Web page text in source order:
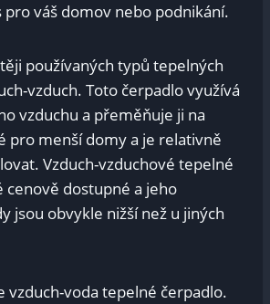
váš domov nebo podnikání.
používaných typů tepelných
vzduch. Toto čerpadlo využívá
vzduchu a přeměňuje ji na
pro menší domy a je relativně
Vzduch-vzduchové tepelné
cenově dostupné a jeho
jsou obvykle nižší než u jiných
vzduch-voda tepelné čerpadlo.